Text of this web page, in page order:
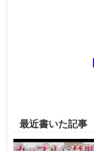
最近書いた記事